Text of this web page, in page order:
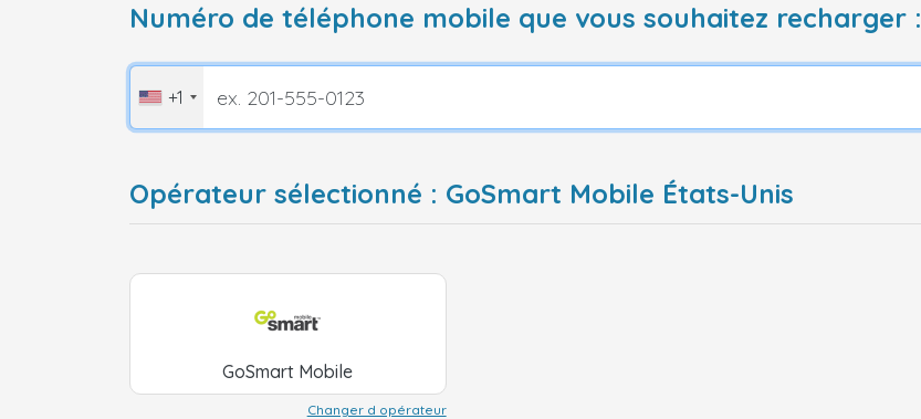
Numéro de téléphone mobile que vous souhaitez recharger :
+1
Opérateur sélectionné : GoSmart Mobile États-Unis
GoSmart Mobile
Changer d opérateur